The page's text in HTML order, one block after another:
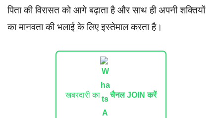
पिता की विरासत को आगे बढ़ाता है और साथ ही अपनी शक्तियों
का मानवता की भलाई के लिए इस्तेमाल करता है।
खबरदारी का चैनल JOIN करें